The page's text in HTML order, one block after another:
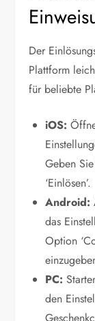
Der
Plattform
für beliebte
iOS:
Geben
‘Einlösen’.
Android:
das
Option
PC:
den